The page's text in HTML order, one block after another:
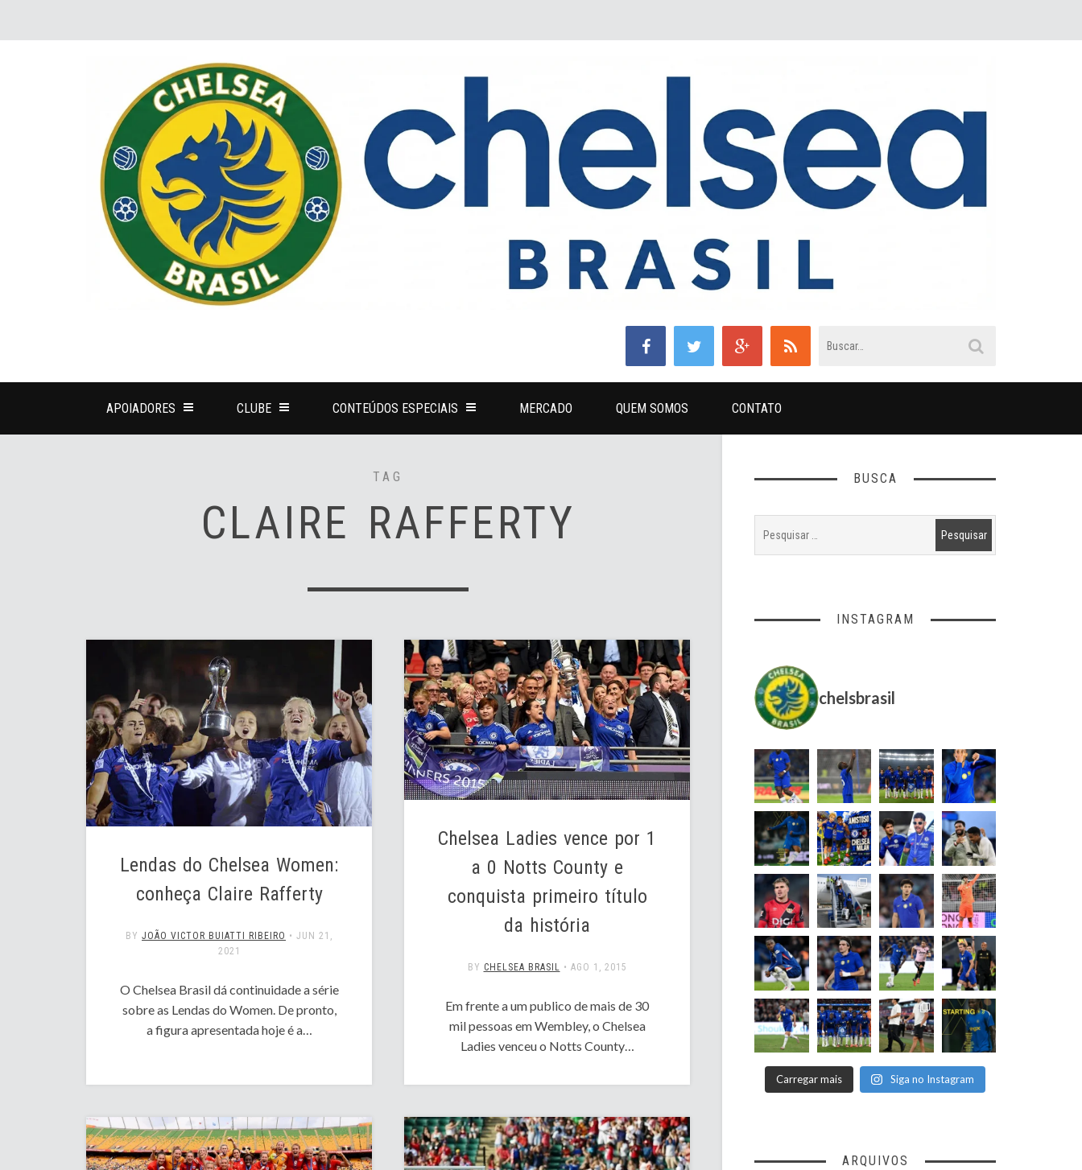
APOIADORES CLUBE CONTEÚDOS ESPECIAIS MERCADO QUEM SOMOS CONTATO
TAG
CLAIRE RAFFERTY
Lendas do Chelsea Women:
conheça Claire Rafferty
BY JOÃO VICTOR BUIATTI RIBEIRO • JUN 21,
2021
O Chelsea Brasil dá continuidade a série
sobre as Lendas do Women. De pronto,
a figura apresentada hoje é a…
Chelsea Ladies vence por 1
a 0 Notts County e
conquista primeiro título
da história
BY CHELSEA BRASIL • AGO 1, 2015
Em frente a um publico de mais de 30
mil pessoas em Wembley, o Chelsea
Ladies venceu o Notts County…
BUSCA
INSTAGRAM
chelsbrasil
Carregar mais Siga no Instagram
ARQUIVOS